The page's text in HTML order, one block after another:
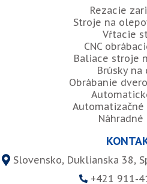
Rezacie
Stroje na
Vŕtacie
CNC
Baliace stroje
Brúsky na
Obrábanie
Automatizačné
Slovensko, Duklianska 38,
+421 911-